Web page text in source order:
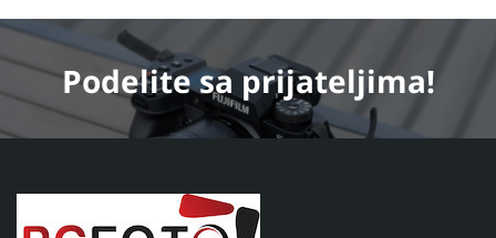
Podelitesa prijateljima!